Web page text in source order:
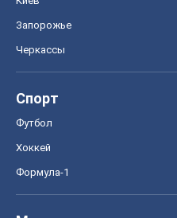
Запорожье
Черкассы
Спорт
Футбол
Хоккей
Формула-1